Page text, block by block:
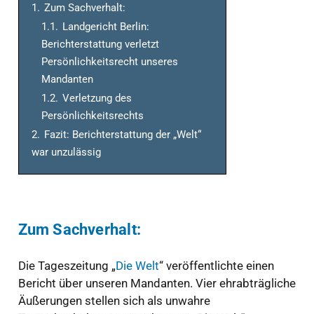
1. Zum Sachverhalt:
1.1. Landgericht Berlin:
Berichterstattung verletzt
Persönlichkeitsrecht unseres
Mandanten
1.2. Verletzung des
Persönlichkeitsrechts
2. Fazit: Berichterstattung der „Welt“
war unzulässig
Zum Sachverhalt:
Die Tageszeitung „Die Welt“ veröffentlichte einen
Bericht über unseren Mandanten. Vier ehrabträgliche
Äußerungen stellen sich als unwahre